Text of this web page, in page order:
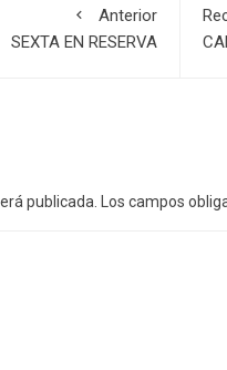
Anterior
SEXTA EN RESERVA
publicada. Los campos